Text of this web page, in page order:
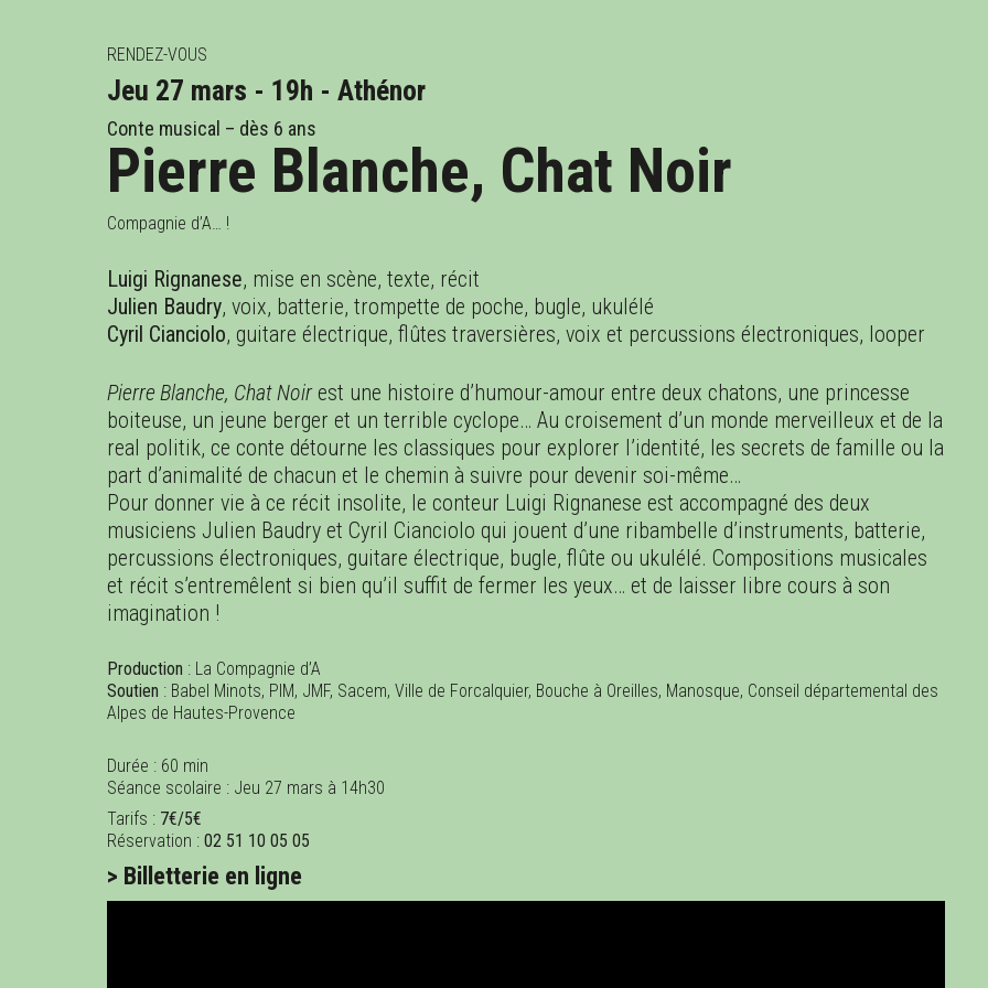
OCT. NOV. DÉC.
RENDEZ-VOUS
Jeu 27 mars - 19h - Athénor
Conte musical – dès 6 ans
Pierre Blanche, Chat Noir
Compagnie d’A… !
Luigi Rignanese, mise en scène, texte, récit
Julien Baudry, voix, batterie, trompette de poche, bugle, ukulélé
Cyril Cianciolo, guitare électrique, flûtes traversières, voix et percussions électroniques, looper
Pierre Blanche, Chat Noirest une histoire d’humour-amour entre deux chatons, une princesse
boiteuse, un jeune berger et un terrible cyclope… Au croisement d’un monde merveilleux et de la
real politik, ce conte détourne les classiques pour explorer l’identité, les secrets de famille ou la
part d’animalité de chacun et le chemin à suivre pour devenir soi-même…
Pour donner vie à ce récit insolite, le conteur Luigi Rignanese est accompagné des deux
musiciens Julien Baudry et Cyril Cianciolo qui jouent d’une ribambelle d’instruments, batterie,
percussions électroniques, guitare électrique, bugle, flûte ou ukulélé. Compositions musicales
et récit s’entremêlent si bien qu’il suffit de fermer les yeux… et de laisser libre cours à son
imagination !
Production : La Compagnie d’A
Soutien : Babel Minots, PIM, JMF, Sacem, Ville de Forcalquier, Bouche à Oreilles, Manosque, Conseil départemental des
Alpes de Hautes-Provence
Durée : 60 min
Séance scolaire : Jeu 27 mars à 14h30
Tarifs : 7€/5€
Réservation :02 51 10 05 05
> Billetterie en ligne